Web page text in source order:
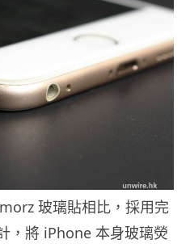
玻璃貼相比，採用完
，將 iPhone 本身玻璃熒